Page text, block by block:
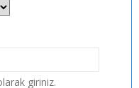
giriniz.